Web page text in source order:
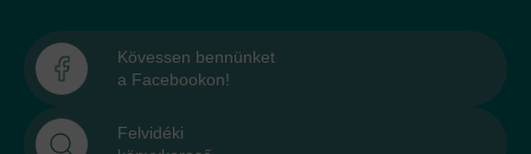
Kövessen bennünket
a Facebookon!
Felvidéki